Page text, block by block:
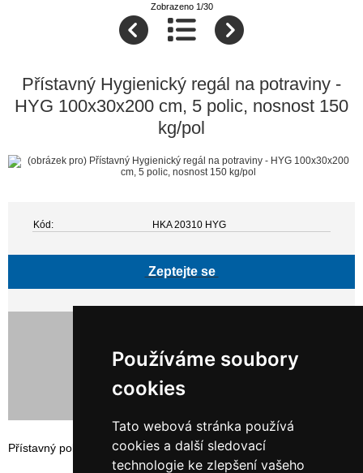
Používáme soubory
cookies
Tato webová stránka používá
cookies a další sledovací
technologie ke zlepšení vašeho
Zobrazeno 1/30
Přístavný Hygienický regál na potraviny -
HYG 100x30x200 cm, 5 polic, nosnost 150
kg/pol
Kód: HKA 20310 HYG
Zeptejte se
6 042,74 Kč s DPH
Přístavný policový, bezšroubový hygienický regál na potraviny